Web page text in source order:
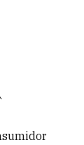
.